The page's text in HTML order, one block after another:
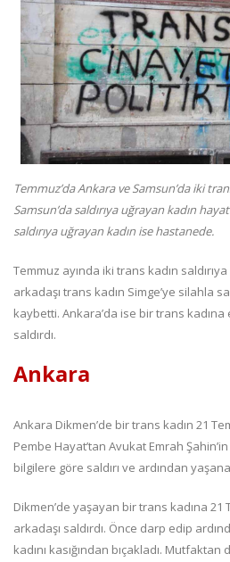
Temmuz’da Ankara ve Samsun’da iki
Samsun’da saldırıya uğrayan kadın
saldırıya uğrayan kadın ise hastanede.
Temmuz ayında iki trans kadın
arkadaşı trans kadın Simge’ye silahla
kaybetti. Ankara’da ise bir trans kadına
saldırdı.
Ankara
Ankara Dikmen’de bir trans kadın 21
Pembe Hayat’tan Avukat Emrah
bilgilere göre saldırı ve ardından
Dikmen’de yaşayan bir trans kadına 21
arkadaşı saldırdı. Önce darp edip
kadını kasığından bıçakladı.